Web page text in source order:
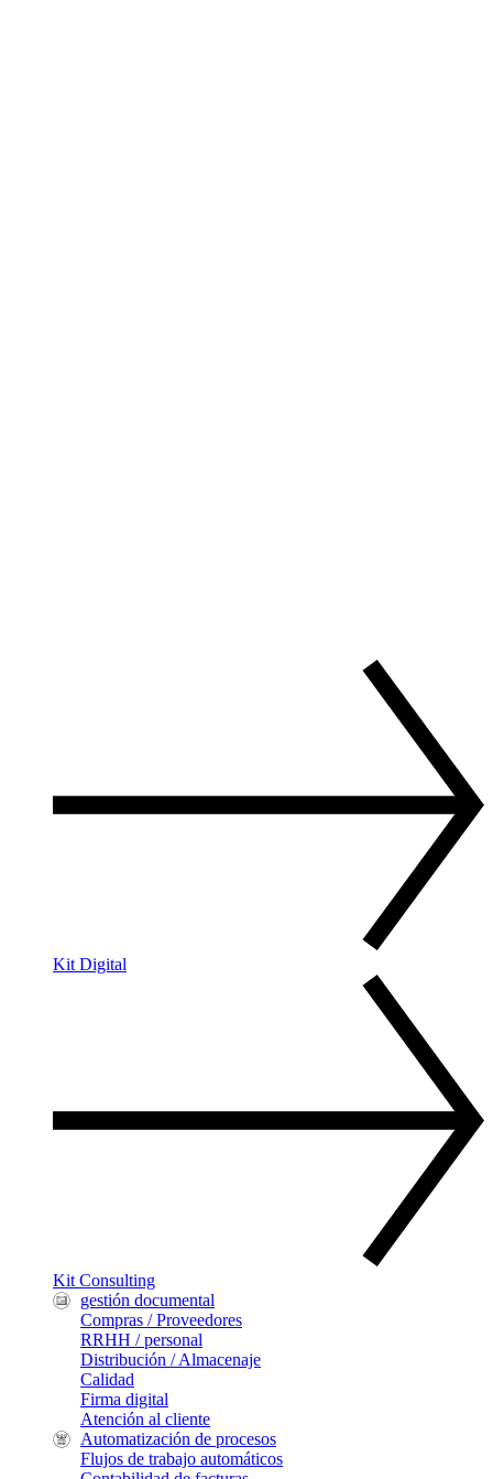
Kit Digital
Kit Consulting
gestión documental
Compras / Proveedores
RRHH / personal
Distribución / Almacenaje
Calidad
Firma digital
Atención al cliente
Automatización de procesos
Flujos de trabajo automáticos